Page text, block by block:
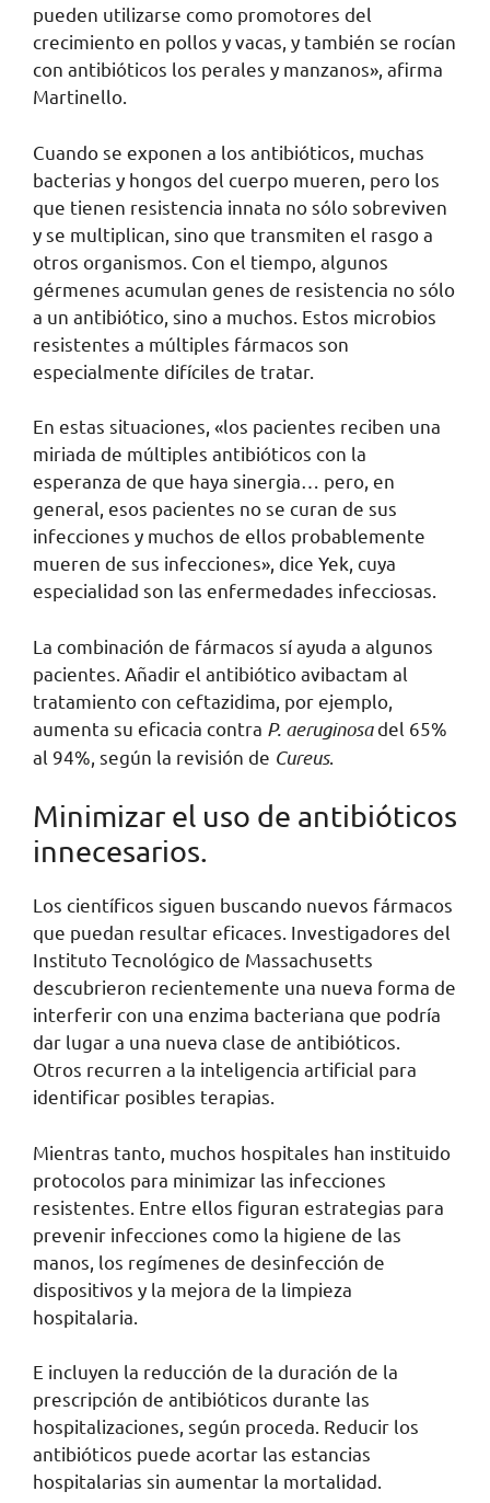
pueden utilizarse como promotores del
crecimiento en pollos y vacas, y también se rocían
con antibióticos los perales y manzanos», afirma
Martinello.
Cuando se exponen a los antibióticos, muchas
bacterias y hongos del cuerpo mueren, pero los
que tienen resistencia innata no sólo sobreviven
y se multiplican, sino que transmiten el rasgo a
otros organismos. Con el tiempo, algunos
gérmenes acumulan genes de resistencia no sólo
a un antibiótico, sino a muchos. Estos microbios
resistentes a múltiples fármacos son
especialmente difíciles de tratar.
En estas situaciones, «los pacientes reciben una
miriada de múltiples antibióticos con la
esperanza de que haya sinergia… pero, en
general, esos pacientes no se curan de sus
infecciones y muchos de ellos probablemente
mueren de sus infecciones», dice Yek, cuya
especialidad son las enfermedades infecciosas.
La combinación de fármacos sí ayuda a algunos
pacientes. Añadir el antibiótico avibactam al
tratamiento con ceftazidima, por ejemplo,
aumenta su eficacia contra P. aeruginosadel 65%
al 94%, según la revisión de Cureus.
Minimizar el uso de antibióticos
innecesarios.
Los científicos siguen buscando nuevos fármacos
que puedan resultar eficaces. Investigadores del
Instituto Tecnológico de Massachusetts
descubrieron recientemente una nueva forma de
interferir con una enzima bacteriana que podría
dar lugar a una nueva clase de antibióticos.
Otros recurren a la inteligencia artificial para
identificar posibles terapias.
Mientras tanto, muchos hospitales han instituido
protocolos para minimizar las infecciones
resistentes. Entre ellos figuran estrategias para
prevenir infecciones como la higiene de las
manos, los regímenes de desinfección de
dispositivos y la mejora de la limpieza
hospitalaria.
E incluyen la reducción de la duración de la
prescripción de antibióticos durante las
hospitalizaciones, según proceda. Reducir los
antibióticos puede acortar las estancias
hospitalarias sin aumentar la mortalidad.